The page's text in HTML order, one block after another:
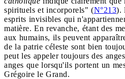
spirituels et incorporels" (N°213).
esprits invisibles qui
matière. En revanche, étant des
aux humains, ils peuvent
de la patrie céleste sont bien
peut les appeler toujours des
anges que lorsqu'ils portent un
Grégoire le Grand.